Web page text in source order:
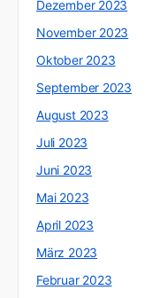
Dezember 2023
November 2023
Oktober 2023
September 2023
August 2023
Juli 2023
Juni 2023
Mai 2023
April 2023
März 2023
Februar 2023